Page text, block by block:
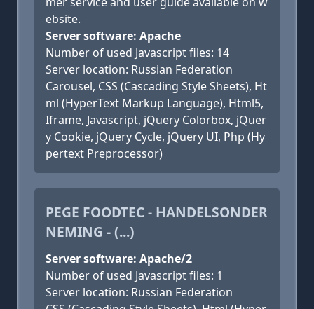
ebsite.
Server software: Apache
Number of used Javascript files: 14
Server location: Russian Federation
Carousel, CSS (Cascading Style Sheets), Ht
ml (HyperText Markup Language), Html5,
Iframe, Javascript, jQuery Colorbox, jQuer
y Cookie, jQuery Cycle, jQuery UI, Php (Hy
pertext Preprocessor)
PEGE FOODTEC - HANDELSONDER
NEMING - (...)
Server software: Apache/2
Number of used Javascript files: 1
Server location: Russian Federation